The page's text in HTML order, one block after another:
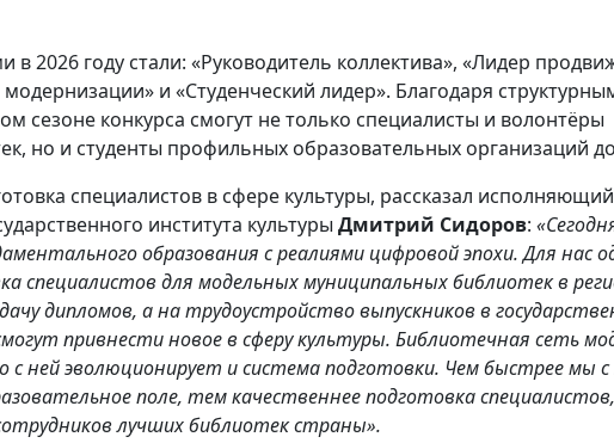
2026 году стали: «Руководитель коллектива», «Лидер
и «Студенческий лидер». Благодаря
сезоне конкурса смогут не только специалисты и волонтёры
но и студенты профильных образовательных организаций
специалистов в сфере культуры, рассказал
института культуры Дмитрий Сидоров:
образования с реалиями цифровой эпохи. Для нас
специалистов для модельных муниципальных библиотек в
дипломов, а на трудоустройство выпускников в
привнести новое в сферу культуры. Библиотечная сеть
с ней эволюционирует и система подготовки. Чем быстрее мы с
поле, тем качественнее подготовка
лучших библиотек страны».